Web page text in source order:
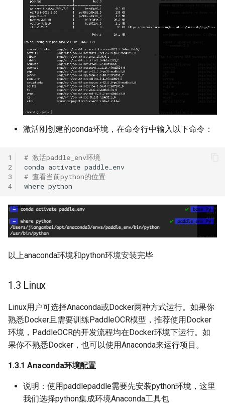
激活刚创建的conda环境，在命令行中输入以下命令：
1
2
3
4
# 激活paddle_env环境
conda activate
# 查看当前python的位置
where
以上anaconda环境和python环境安装完毕
1.3 Linux
Linux用户可选择Anaconda或Docker两种方式运行。如果你
熟悉Docker且需要训练PaddleOCR模型，推荐使用Docker
环境，PaddleOCR的开发流程均在Docker环境下运行。如
果你不熟悉Docker，也可以使用Anaconda来运行项目。
1.3.1 Anaconda环境配置
说明：使用paddlepaddle需要先安装python环境，这里
我们选择python集成环境Anaconda工具包